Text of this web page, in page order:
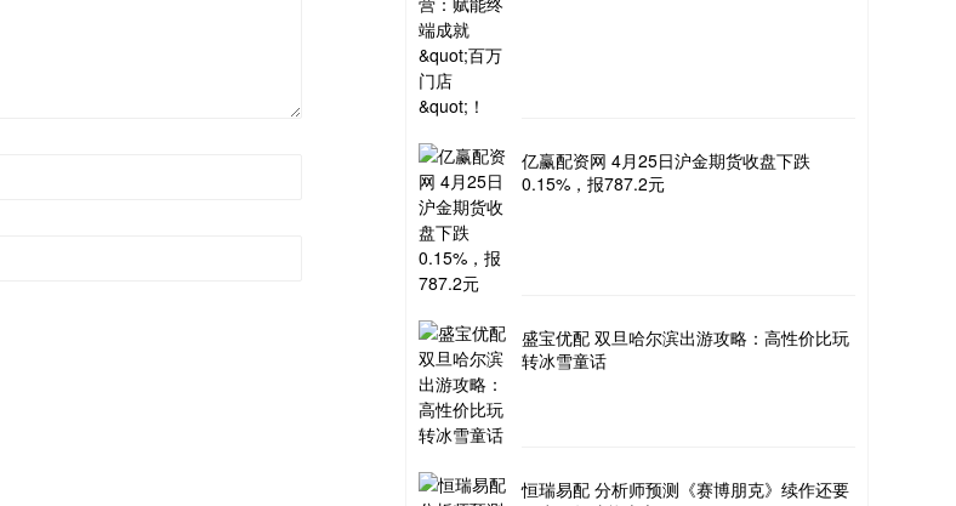
亿赢配资网 4月25日沪金期货收盘下跌
0.15%，报787.2元
盛宝优配 双旦哈尔滨出游攻略：高性价比玩
转冰雪童话
恒瑞易配 分析师预测《赛博朋克》续作还要